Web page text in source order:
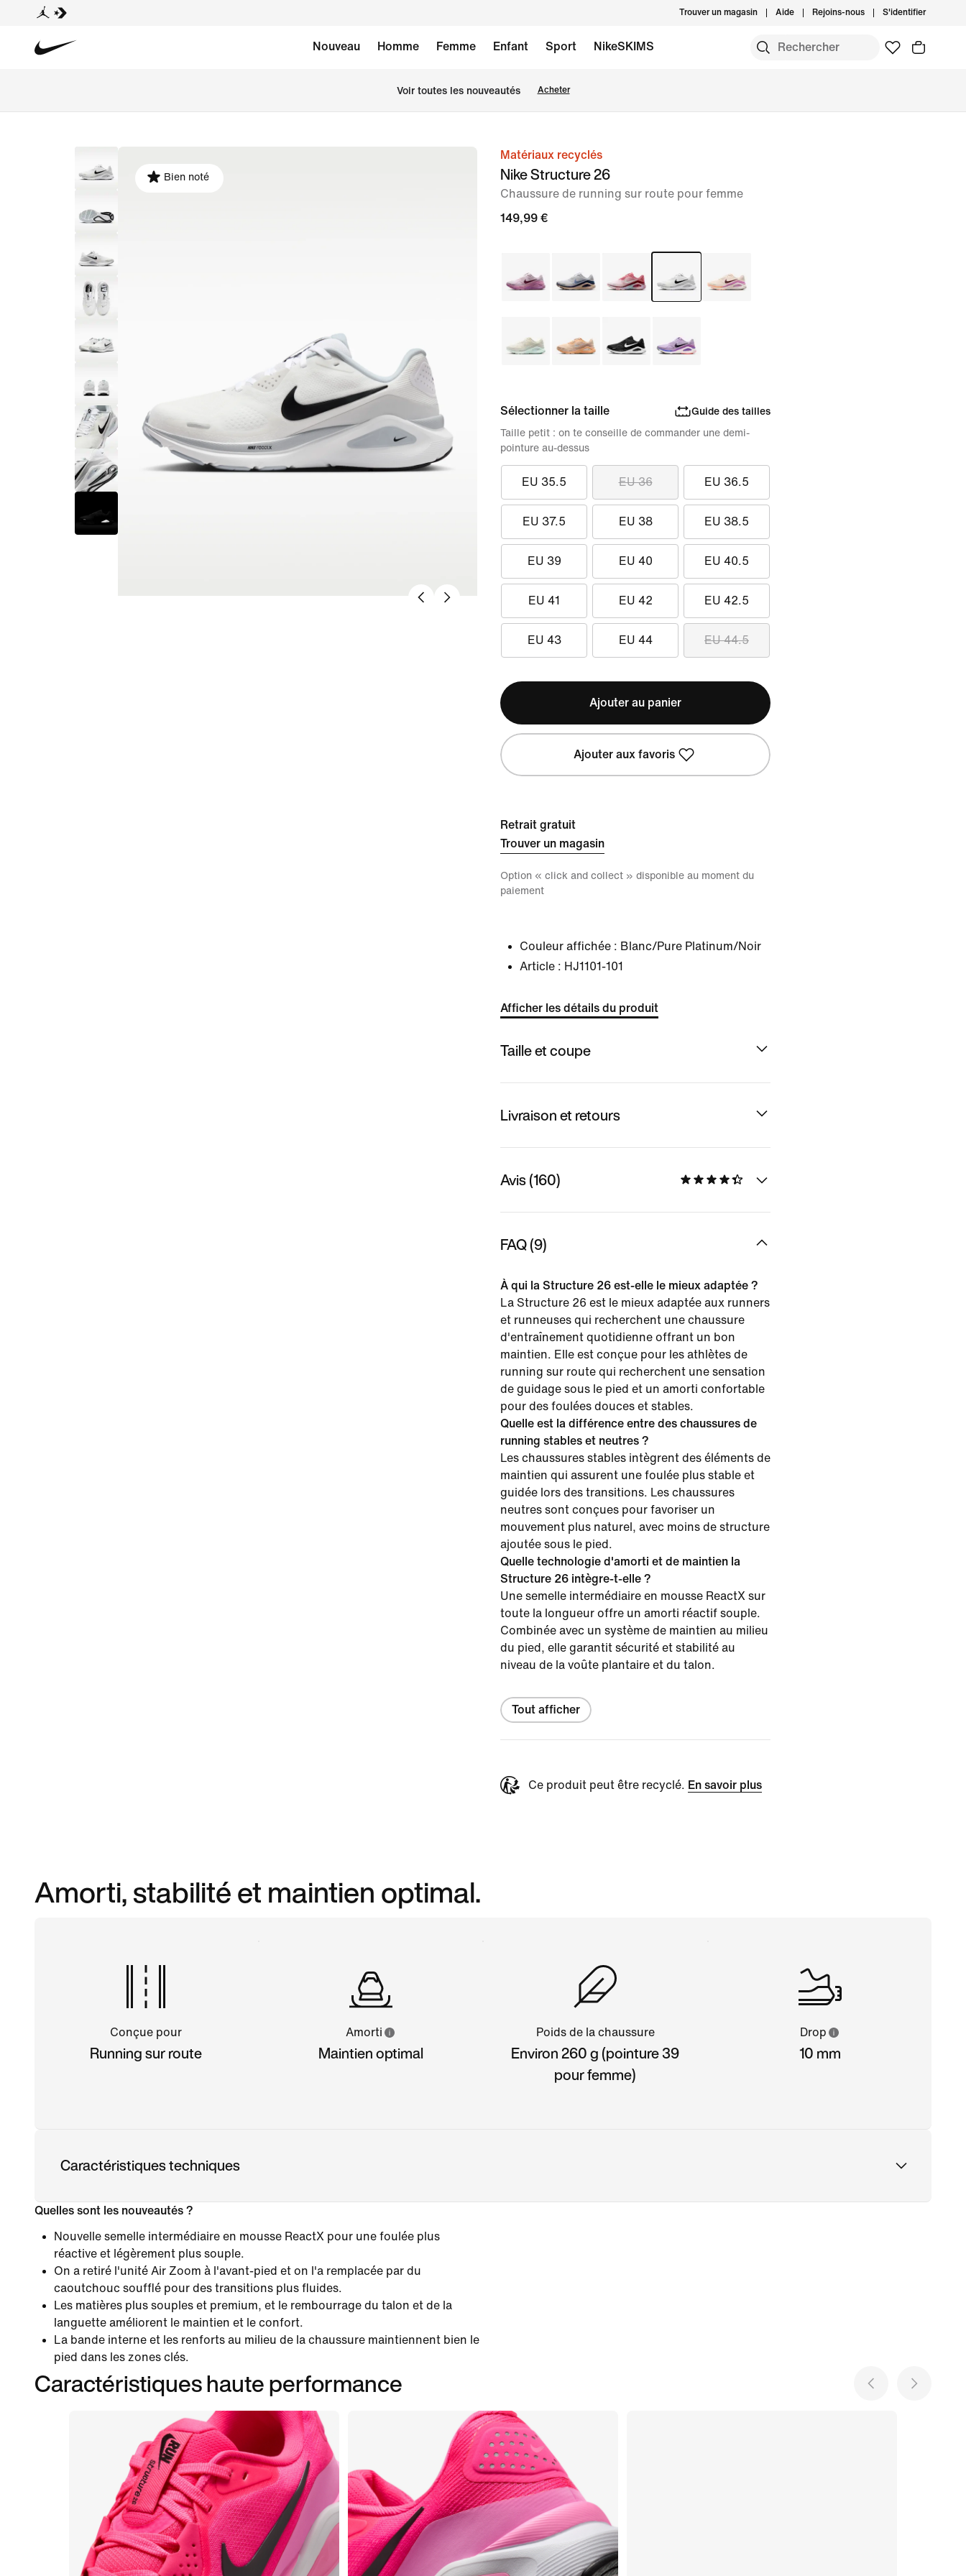
Trouver un magasin Aide Rejoins-nous S'identifier
Nouveau Homme Femme Enfant Sport NikeSKIMS
Voir toutes les nouveautés Acheter
image 1
Bien noté
Matériaux recyclés
Nike Structure 26
Chaussure de running sur route pour femme
149,99 €
Sélectionner la taille Guide des tailles
EU 35.5 EU 36 EU 36.5
EU 37.5 EU 38 EU 38.5
EU 39 EU 40 EU 40.5
EU 41 EU 42 EU 42.5
EU 43 EU 44 EU 44.5
Taille petit : on te conseille de commander une demi-
pointure au-dessus
Ajouter au panier
Ajouter aux favoris
Retrait gratuit
Trouver un magasin
Option « click and collect » disponible au moment du
paiement
Couleur affichée : Blanc/Pure Platinum/Noir
Article : HJ1101-101
Afficher les détails du produit
Taille et coupe
Livraison et retours
Avis (160)
FAQ (9)
À qui la Structure 26 est-elle le mieux adaptée ?
La Structure 26 est le mieux adaptée aux runners
et runneuses qui recherchent une chaussure
d'entraînement quotidienne offrant un bon
maintien. Elle est conçue pour les athlètes de
running sur route qui recherchent une sensation
de guidage sous le pied et un amorti confortable
pour des foulées douces et stables.
Quelle est la différence entre des chaussures de
running stables et neutres ?
Les chaussures stables intègrent des éléments de
maintien qui assurent une foulée plus stable et
guidée lors des transitions. Les chaussures
neutres sont conçues pour favoriser un
mouvement plus naturel, avec moins de structure
ajoutée sous le pied.
Quelle technologie d'amorti et de maintien la
Structure 26 intègre-t-elle ?
Une semelle intermédiaire en mousse ReactX sur
toute la longueur offre un amorti réactif souple.
Combinée avec un système de maintien au milieu
du pied, elle garantit sécurité et stabilité au
niveau de la voûte plantaire et du talon.
Tout afficher
Ce produit peut être recyclé. En savoir plus
Amorti, stabilité et maintien optimal.
Conçue pour
Running sur route
Amorti
Maintien optimal
Poids de la chaussure
Environ 260 g (pointure 39
pour femme)
Drop
10 mm
Caractéristiques techniques
Quelles sont les nouveautés ?
Nouvelle semelle intermédiaire en mousse ReactX pour une foulée plus
réactive et légèrement plus souple.
On a retiré l'unité Air Zoom à l'avant-pied et on l'a remplacée par du
caoutchouc soufflé pour des transitions plus fluides.
Les matières plus souples et premium, et le rembourrage du talon et de la
languette améliorent le maintien et le confort.
La bande interne et les renforts au milieu de la chaussure maintiennent bien le
pied dans les zones clés.
Caractéristiques haute performance